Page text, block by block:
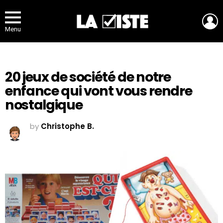
Menu
20 jeux de société de notre
enfance qui vont vous rendre
nostalgique
by Christophe B.